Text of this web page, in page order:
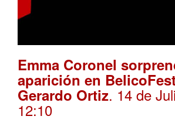
Emma Coronel
aparición en
Gerardo Ortiz. 14 de
12:10